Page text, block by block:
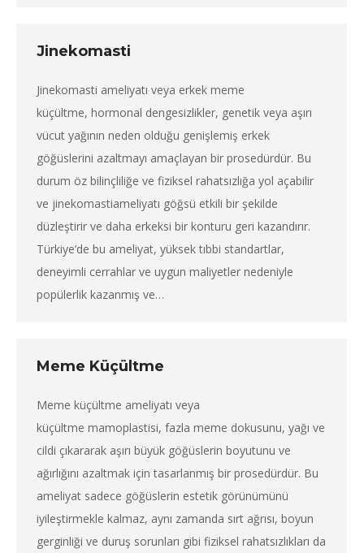
Jinekomasti
Jinekomasti ameliyatı veya erkek meme
küçültme, hormonal dengesizlikler, genetik veya aşırı
vücut yağının neden olduğu genişlemiş erkek
göğüslerini azaltmayı amaçlayan bir prosedürdür. Bu
durum öz bilinçliliğe ve fiziksel rahatsızlığa yol açabilir
ve jinekomastiameliyatı göğsü etkili bir şekilde
düzleştirir ve daha erkeksi bir konturu geri kazandırır.
Türkiye’de bu ameliyat, yüksek tıbbi standartlar,
deneyimli cerrahlar ve uygun maliyetler nedeniyle
popülerlik kazanmış ve…
Meme Küçültme
Meme küçültme ameliyatı veya
küçültme mamoplastisi, fazla meme dokusunu, yağı ve
cildi çıkararak aşırı büyük göğüslerin boyutunu ve
ağırlığını azaltmak için tasarlanmış bir prosedürdür. Bu
ameliyat sadece göğüslerin estetik görünümünü
iyileştirmekle kalmaz, aynı zamanda sırt ağrısı, boyun
gerginliği ve duruş sorunları gibi fiziksel rahatsızlıkları da